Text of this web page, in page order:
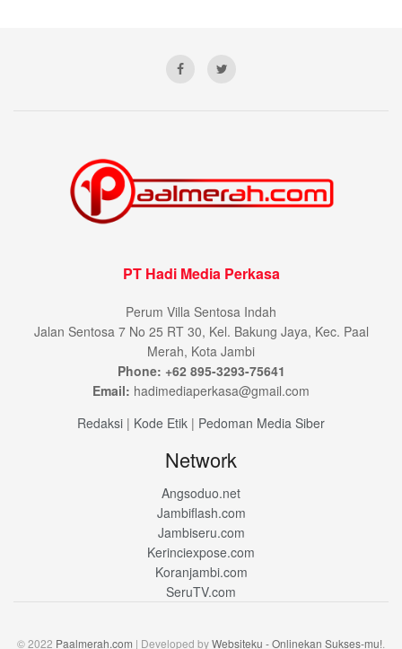
PT Hadi Media Perkasa
Perum Villa Sentosa Indah
Jalan Sentosa 7 No 25 RT 30, Kel. Bakung Jaya, Kec. Paal
Merah, Kota Jambi
Phone: +62 895-3293-75641
Email: hadimediaperkasa@gmail.com
Redaksi | Kode Etik | Pedoman Media Siber
Network
Angsoduo.net
Jambiflash.com
Jambiseru.com
Kerinciexpose.com
Koranjambi.com
SeruTV.com
© 2022 Paalmerah.com | Developed byWebsiteku - Onlinekan Sukses-mu!